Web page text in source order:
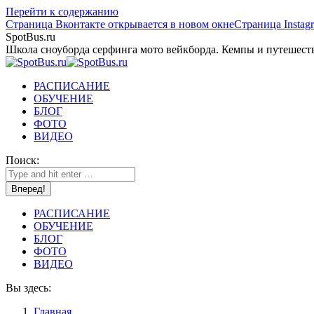
Перейти к содержанию
Страница Вконтакте открывается в новом окнеСтраница
SpotBus.ru
Школа сноуборда серфинга мото вейкборда. Кемпы и
РАСПИСАНИЕ
ОБУЧЕНИЕ
БЛОГ
ФОТО
ВИДЕО
Поиск:
РАСПИСАНИЕ
ОБУЧЕНИЕ
БЛОГ
ФОТО
ВИДЕО
Вы здесь:
Главная